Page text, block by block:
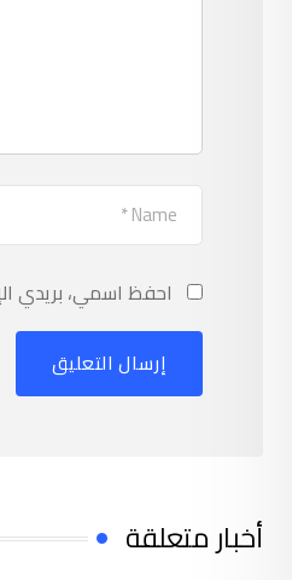
احفظ اسمي، بريدي
أخبار متعلقة